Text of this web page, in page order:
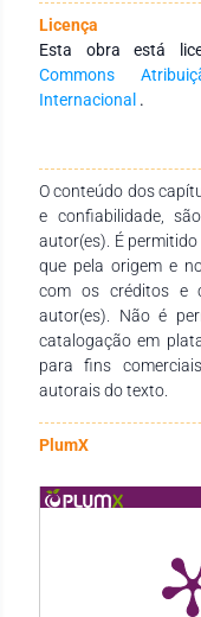
de
avaliação.
Licença
Esta obra está
Commons
Internacional .
O conteúdo dos
e confiabilidade,
autor(es). É
que pela origem e
com os créditos e
autor(es). Não é
catalogação em
para fins
autorais do texto.
PlumX